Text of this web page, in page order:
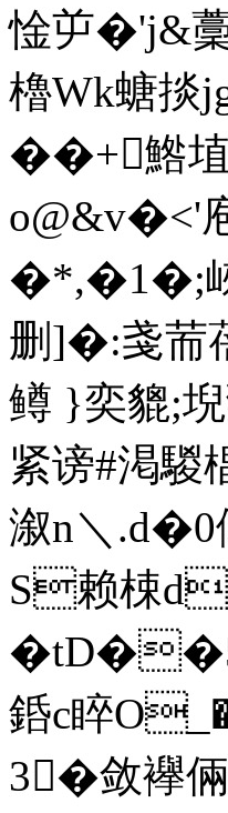
惍屰�'j&
櫓Wk螗
��+鯦
o@&v�<'庖
�*,�1�;崍
删]�:戔荋
鳟 }奕貔;
紧谤#渇騣
溆n＼.
S赖梀
銽c睟
3�敛襷